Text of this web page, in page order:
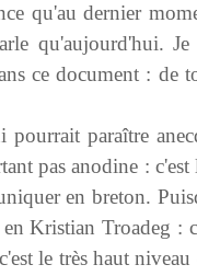
qu'au dernier
qu'aujourd'hui. Je
ce document : de
pourrait paraître
pas anodine : c'est
en breton.
Kristian Troadeg :
le très haut niveau